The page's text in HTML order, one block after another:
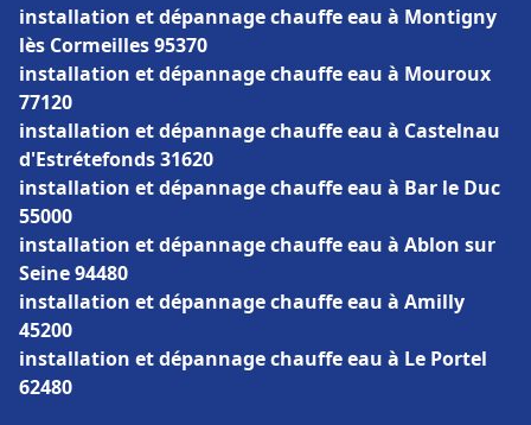
installation et dépannage chauffe eau à Montigny
lès Cormeilles 95370
installation et dépannage chauffe eau à Mouroux
77120
installation et dépannage chauffe eau à Castelnau
d'Estrétefonds 31620
installation et dépannage chauffe eau à Bar le Duc
55000
installation et dépannage chauffe eau à Ablon sur
Seine 94480
installation et dépannage chauffe eau à Amilly
45200
installation et dépannage chauffe eau à Le Portel
62480